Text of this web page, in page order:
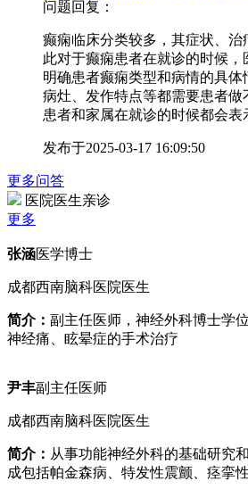
问题回复：
癫痫临床分类较多，其症状、治
此对于癫痫患者在就诊的时候
明确患者癫痫类型和病情的具
病灶、发作特点等都需要患者做
患者和家属在就诊的时候都会表
发布于2025-03-17 16:09:50
更多问答
医院医生亲诊
更多
张涵医学博士
成都西南脑科医院医生
简介： 副主任医师，神经外科博士学
神经痛、眩晕症的手术治疗
尹丰副主任医师
成都西南脑科医院医生
简介： 从事功能神经外科的基础研究
成包括帕金森病、特发性震颤、痉挛